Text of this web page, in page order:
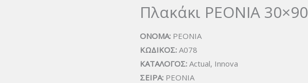
Πλακάκι PEONIA 30×90
ΟΝΟΜΑ: PEONIA
ΚΩΔΙΚΟΣ: A078
ΚΑΤΑΛΟΓΟΣ: Actual, Innova
ΣΕΙΡΑ: PEONIA